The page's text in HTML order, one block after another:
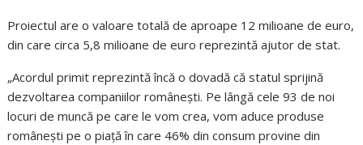
Proiectul are o valoare totală de aproape 12 milioane de euro,
din care circa 5,8 milioane de euro reprezintă ajutor de stat.
„Acordul primit reprezintă încă o dovadă că statul sprijină
dezvoltarea companiilor românești. Pe lângă cele 93 de noi
locuri de muncă pe care le vom crea, vom aduce produse
românești pe o piață în care 46% din consum provine din